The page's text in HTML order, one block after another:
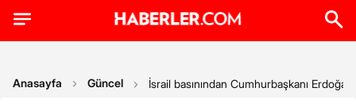
Anasayfa Güncel İsrail basınından Cumhurbaşkanı